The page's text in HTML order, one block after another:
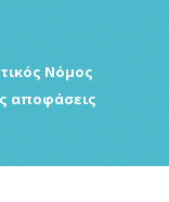
Νόμος
αποφάσεις